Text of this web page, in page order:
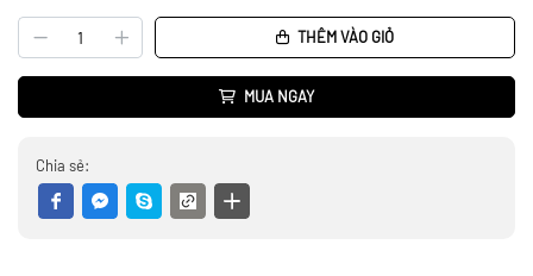
THÊM VÀO GIỎ
MUA NGAY
Chia sẻ: